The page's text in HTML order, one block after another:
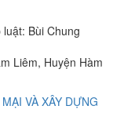
Bùi Chung
Liêm, Huyện Hàm
VÀ XÂY DỰNG